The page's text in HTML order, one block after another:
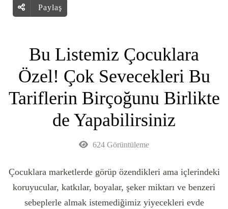
Paylaş
Bu Listemiz Çocuklara
Özel! Çok Sevecekleri Bu
Tariflerin Birçoğunu Birlikte
de Yapabilirsiniz
624 Görüntüleme
Çocuklara marketlerde görüp özendikleri ama içlerindeki
koruyucular, katkılar, boyalar, şeker miktarı ve benzeri
sebeplerle almak istemediğimiz yiyecekleri evde